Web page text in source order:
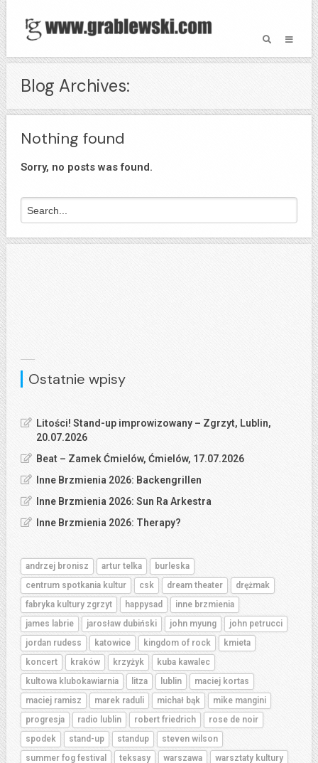
Blog Archives:
Nothing found
Sorry, no posts was found.
Ostatnie wpisy
Litości! Stand-up improwizowany – Zgrzyt, Lublin,
20.07.2026
Beat – Zamek Ćmielów, Ćmielów, 17.07.2026
Inne Brzmienia 2026: Backengrillen
Inne Brzmienia 2026: Sun Ra Arkestra
Inne Brzmienia 2026: Therapy?
andrzej bronisz artur telka
burleska
centrum spotkania kultur
csk dream theater
drężmak
fabryka kultury zgrzyt
happysad
inne brzmienia
james labrie
jarosław dubiński john myung
john petrucci
jordan rudess
katowice kingdom of rock
kmieta
koncert
kraków krzyżyk
kuba kawalec
kultowa klubokawiarnia
litza lublin
maciej kortas
maciej ramisz
marek raduli michał bąk
mike mangini
progresja
radio lublin robert friedrich
rose de noir
spodek
stand-up standup
steven wilson
summer fog festival
teksasy warszawa
warsztaty kultury